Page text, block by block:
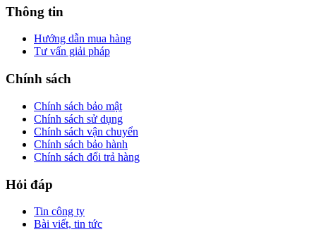
Thông tin
Hướng dẫn mua hàng
Tư vấn giải pháp
Chính sách
Chính sách bảo mật
Chính sách sử dụng
Chính sách vận chuyển
Chính sách bảo hành
Chính sách đổi trả hàng
Hỏi đáp
Tin công ty
Bài viết, tin tức